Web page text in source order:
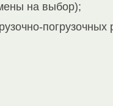
на выбор);